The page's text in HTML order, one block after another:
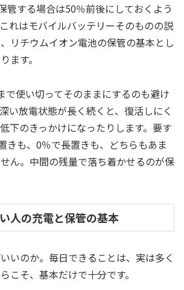
管する場合は50％前後にしておくよう
れはモバイルバッテリーそのものの説
リチウムイオン電池の保管の基本とし
ます。
で使い切ってそのままにするのも避け
い放電状態が長く続くと、復活しにく
下のきっかけになったりします。要す
きも、0％で長置きも、どちらもあま
ん。中間の残量で落ち着かせるのが保
人の充電と保管の基本
いのか。毎日できることは、実は多く
こそ、基本だけで十分です。